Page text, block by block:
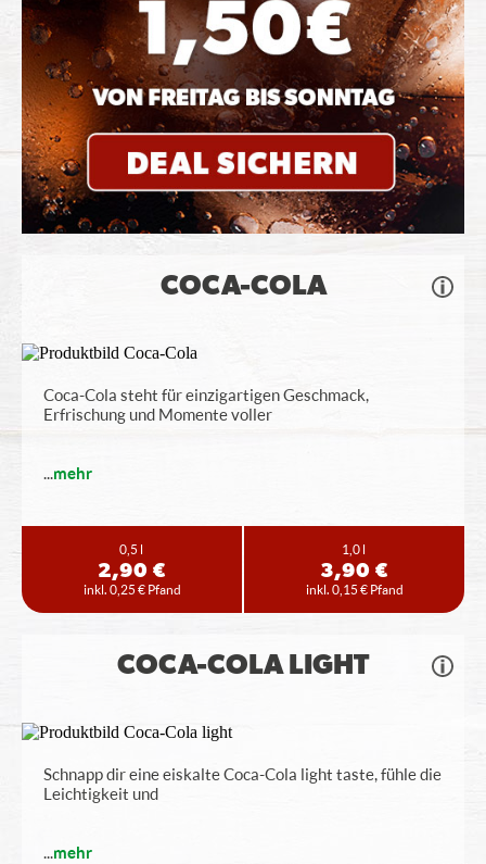
COCA-COLA
Coca-Cola steht für einzigartigen Geschmack,
Erfrischung und Momente voller
...mehr
0,5 l
2,90 €
inkl. 0,25 € Pfand
1,0 l
3,90 €
inkl. 0,15 € Pfand
COCA-COLA LIGHT
Schnapp dir eine eiskalte Coca-Cola light taste, fühle die
Leichtigkeit und
...mehr